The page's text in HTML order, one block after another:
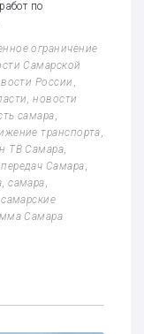
по
ограничение
Самарской
России ,
,новости
самара,
транспорта,
ТВ Самара,
Самара,
,самара,
самарские
Самара